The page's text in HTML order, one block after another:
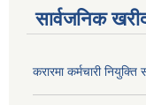
सार्वजनिक
करारमा कर्मचारी